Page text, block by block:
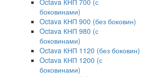
Octava КНП 700 (с
боковинами)
Octava КНП 900 (без боковин)
Octava КНП 980 (с
боковинами)
Octava КНП 1120 (без боковин)
Octava КНП 1200 (с
боковинами)